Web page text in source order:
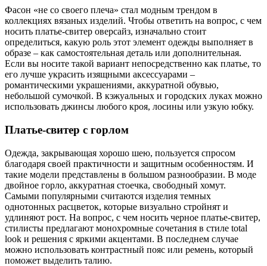
Фасон «не со своего плеча» стал модным трендом в
коллекциях вязаных изделий. Чтобы ответить на вопрос, с чем
носить платье-свитер оверсайз, изначально стоит
определиться, какую роль этот элемент одежды выполняет в
образе – как самостоятельная деталь или дополнительная.
Если вы носите такой вариант непосредственно как платье, то
его лучше украсить изящными аксессуарами –
романтическими украшениями, аккуратной обувью,
небольшой сумочкой. В кэжуальных и городских луках можно
использовать джинсы любого кроя, лосины или узкую юбку.
Платье-свитер с горлом
Одежда, закрывающая хорошо шею, пользуется спросом
благодаря своей практичности и защитным особенностям. И
такие модели представлены в большом разнообразии. В моде
двойное горло, аккуратная стоечка, свободный хомут.
Самыми популярными считаются изделия темных
однотонных расцветок, которые визуально стройнят и
удлиняют рост. На вопрос, с чем носить черное платье-свитер,
стилисты предлагают монохромные сочетания в стиле total
look и решения с яркими акцентами. В последнем случае
можно использовать контрастный пояс или ремень, который
поможет выделить талию.